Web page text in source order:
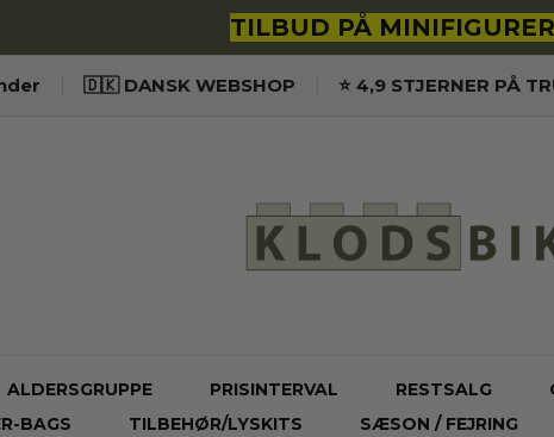
TILBUD PÅ
🇩🇰 DANSK WEBSHOP ⭐️ 4,9 STJERNER PÅ
ALDERSGRUPPE PRISINTERVAL RESTSALG
BAGS
TILBEHØR/LYSKITS SÆSON / FEJRING